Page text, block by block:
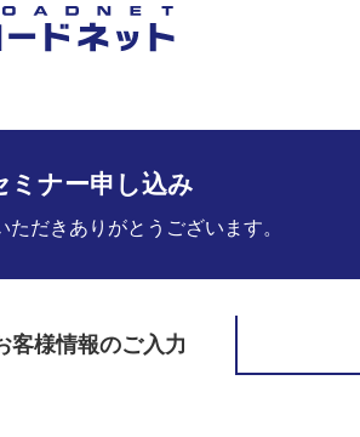
ミナー申し込み
ただきありがとうございます。
客様情報のご入力